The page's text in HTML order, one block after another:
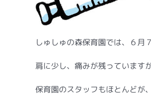
しゅしゅの森保育園では、６月
肩に少し、痛みが残っています
保育園のスタッフもほとんどが